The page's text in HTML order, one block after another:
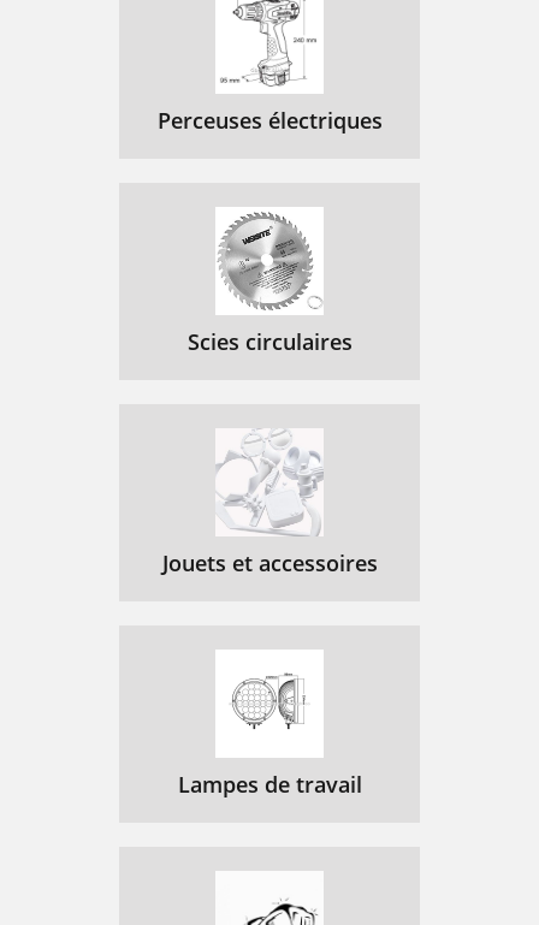
Perceuses électriques
Scies circulaires
Jouets et accessoires
Lampes de travail